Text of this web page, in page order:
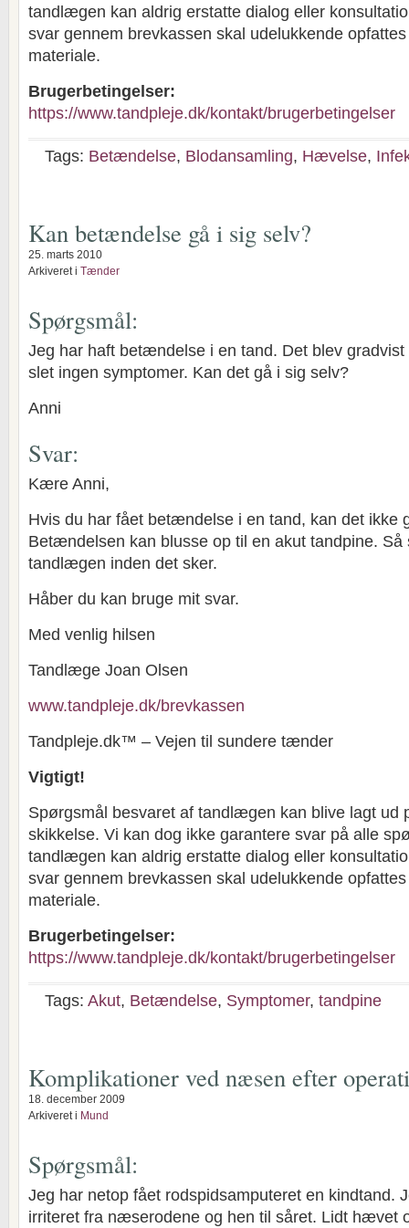
tandlægen kan aldrig erstatte dialog eller
svar gennem brevkassen skal udelukkende
materiale.
Brugerbetingelser:
https://www.tandpleje.dk/kontakt/brugerbetingelser
Tags: Betændelse, Blodansamling, Hævelse,
Kan betændelse gå i sig selv?
25. marts 2010
Arkiveret i Tænder
Spørgsmål:
Jeg har haft betændelse i en tand. Det blev
slet ingen symptomer. Kan det gå i sig selv?
Anni
Svar:
Kære Anni,
Hvis du har fået betændelse i en tand, kan det ikke
Betændelsen kan blusse op til en akut tandpine. Så
tandlægen inden det sker.
Håber du kan bruge mit svar.
Med venlig hilsen
Tandlæge Joan Olsen
www.tandpleje.dk/brevkassen
Tandpleje.dk™ – Vejen til sundere tænder
Vigtigt!
Spørgsmål besvaret af tandlægen kan blive lagt ud
skikkelse. Vi kan dog ikke garantere svar på alle
tandlægen kan aldrig erstatte dialog eller
svar gennem brevkassen skal udelukkende
materiale.
Brugerbetingelser:
https://www.tandpleje.dk/kontakt/brugerbetingelser
Tags: Akut, Betændelse, Symptomer, tandpine
Komplikationer ved næsen efter
18. december 2009
Arkiveret i Mund
Spørgsmål:
Jeg har netop fået rodspidsamputeret en kindtand.
irriteret fra næserodene og hen til såret. Lidt hævet